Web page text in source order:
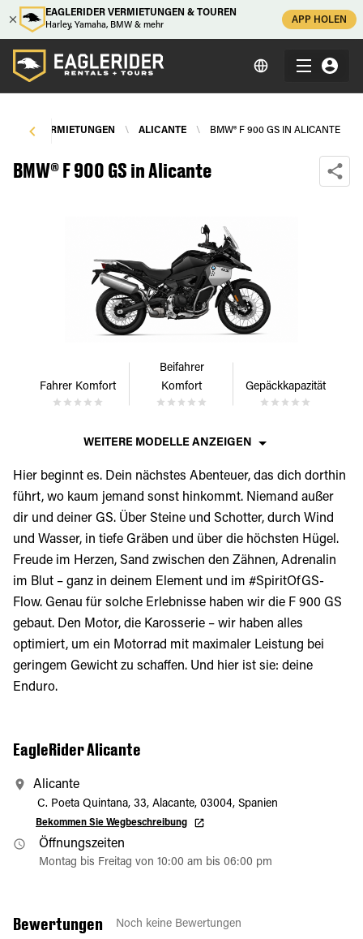
EAGLERIDER VERMIETUNGEN & TOUREN
Harley, Yamaha, BMW & mehr
APP HOLEN
\ ALICANTE \ BMW® F 900 GS IN ALICANTE
BMW® F 900 GS in Alicante
Fahrer Komfort
Beifahrer
Komfort
Gepäckkapazität
WEITERE MODELLE ANZEIGEN
Hier beginnt es. Dein nächstes Abenteuer, das dich dorthin
führt, wo kaum jemand sonst hinkommt. Niemand außer
dir und deiner GS. Über Steine und Schotter, durch Wind
und Wasser, in tiefe Gräben und über die höchsten Hügel.
Freude im Herzen, Sand zwischen den Zähnen, Adrenalin
im Blut – ganz in deinem Element und im #SpiritOfGS-
Flow. Genau für solche Erlebnisse haben wir die F 900 GS
gebaut. Den Motor, die Karosserie – wir haben alles
optimiert, um ein Motorrad mit maximaler Leistung bei
geringem Gewicht zu schaffen. Und hier ist sie: deine
Enduro.
EagleRider Alicante
Alicante
C. Poeta Quintana, 33, Alacante, 03004, Spanien
Bekommen Sie Wegbeschreibung
Öffnungszeiten
Montag bis Freitag von 10:00 am bis 06:00 pm
Bewertungen Noch keine Bewertungen